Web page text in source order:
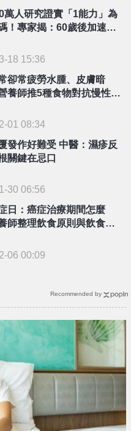
萬人研究證實「1能力」為
！專家揭：60歲後加速流
18 15:36
卻常疲勞水腫、皮膚暗
師推5種食物對抗慢性發
01 08:34
發作好難受 中醫：濕疹反
關鍵在忌口
30 06:56
日：癌症治療期間怎麼
師整理飲食原則與飲食照
06 00:09
Recommended by